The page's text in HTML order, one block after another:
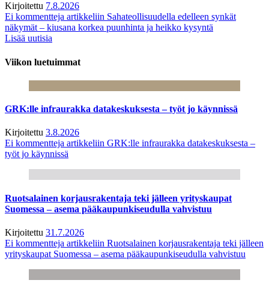
Kirjoitettu 7.8.2026
Ei kommentteja artikkeliin Sahateollisuudella edelleen synkät
näkymät – kiusana korkea puunhinta ja heikko kysyntä
Lisää uutisia
Viikon luetuimmat
GRK:lle infraurakka datakeskuksesta – työt jo käynnissä
Kirjoitettu 3.8.2026
Ei kommentteja artikkeliin GRK:lle infraurakka datakeskuksesta –
työt jo käynnissä
Ruotsalainen korjausrakentaja teki jälleen yrityskaupat
Suomessa – asema pääkaupunkiseudulla vahvistuu
Kirjoitettu 31.7.2026
Ei kommentteja artikkeliin Ruotsalainen korjausrakentaja teki jälleen
yrityskaupat Suomessa – asema pääkaupunkiseudulla vahvistuu